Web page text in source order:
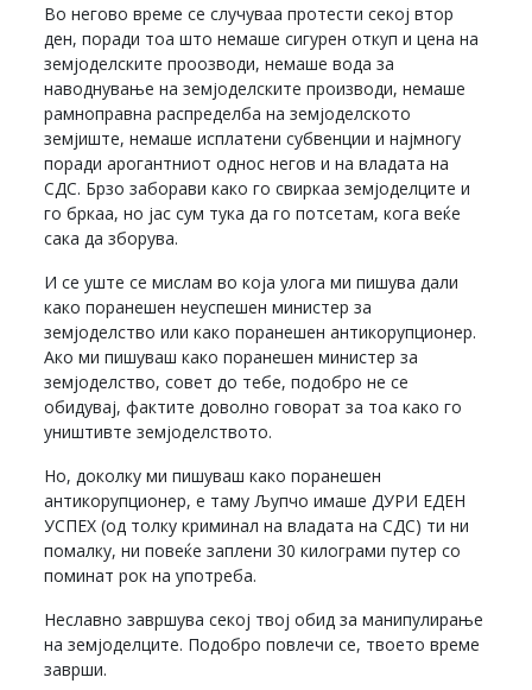
Во негово време се случуваа протести секој втор
ден, поради тоа што немаше сигурен откуп и цена на
земјоделските проозводи, немаше вода за
наводнување на земјоделските производи, немаше
рамноправна распределба на земјоделското
земјиште, немаше исплатени субвенции и најмногу
поради арогантниот однос негов и на владата на
СДС. Брзо заборави како го свиркаа земјоделците и
го бркаа, но јас сум тука да го потсетам, кога веќе
сака да зборува.
И се уште се мислам во која улога ми пишува дали
како поранешен неуспешен министер за
земјоделство или како поранешен антикорупционер.
Ако ми пишуваш како поранешен министер за
земјоделство, совет до тебе, подобро не се
обидувај, фактите доволно говорат за тоа како го
уништивте земјоделството.
Но, доколку ми пишуваш како поранешен
антикорупционер, е таму Љупчо имаше ДУРИ ЕДЕН
УСПЕХ (од толку криминал на владата на СДС) ти ни
помалку, ни повеќе заплени 30 килограми путер со
поминат рок на употреба.
Неславно завршува секој твој обид за манипулирање
на земјоделците. Подобро повлечи се, твоето време
заврши.